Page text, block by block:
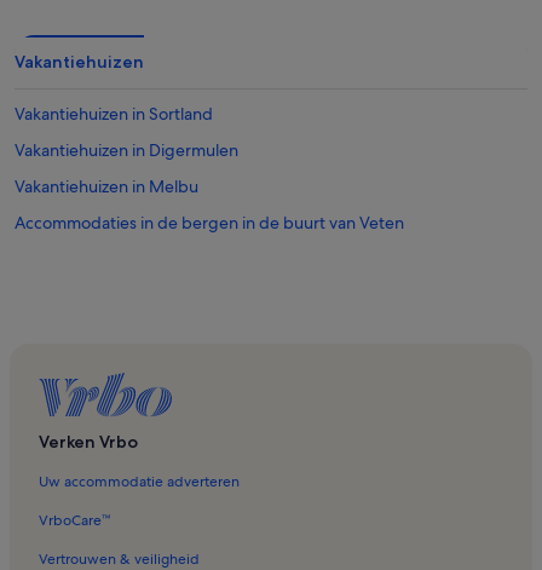
Vakantiehuizen
Vakantiehuizen in Sortland
Vakantiehuizen in Digermulen
Vakantiehuizen in Melbu
Accommodaties in de bergen in de buurt van Veten
Verken Vrbo
Uw accommodatie adverteren
VrboCare™
Vertrouwen & veiligheid